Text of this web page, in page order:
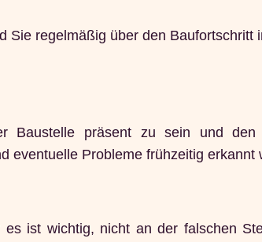
Sie regelmäßig über den Baufortschritt
Baustelle präsent zu sein und den
eventuelle Probleme frühzeitig erkannt
ist wichtig, nicht an der falschen